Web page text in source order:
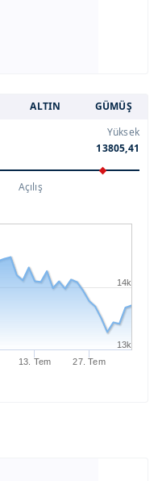
ALTIN GÜMÜŞ
Yüksek
13805,41
Açılış
13. Tem 27. Tem
13k
14k